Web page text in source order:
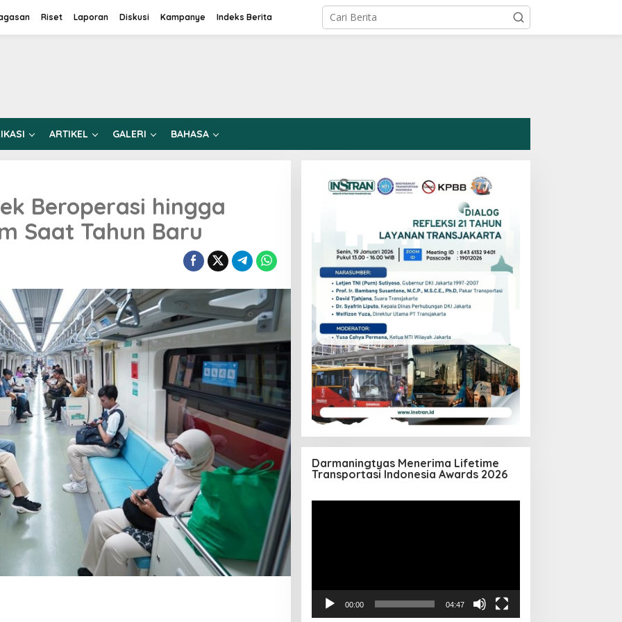
Riset Laporan Diskusi Kampanye Indeks Berita
ARTIKEL GALERI BAHASA
Beroperasi hingga
Saat Tahun Baru
Darmaningtyas Menerima Lifetime
Transportasi Indonesia Awards 2026
00:00 04:47